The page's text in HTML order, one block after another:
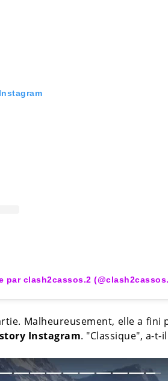
par clash2cassos.2
Malheureusement, elle a fini
Instagram. "Classique", a-t-